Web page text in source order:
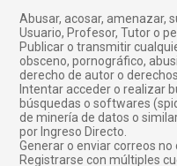
Abusar, acosar, amenazar,
Usuario, Profesor, Tutor o
Publicar o transmitir
obsceno, pornográfico,
derecho de autor o
Intentar acceder o realizar
búsquedas o softwares
de minería de datos o
por Ingreso Directo.
Generar o enviar correos no
Registrarse con múltiples